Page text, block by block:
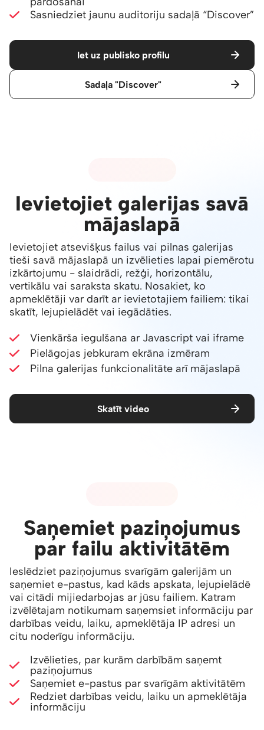
Sasniedziet jaunu auditoriju sadaļā “Discover”
Iet uz publisko profilu
Sadaļa "Discover"
Ievietojiet galerijas savā
mājaslapā
Ievietojiet atsevišķus failus vai pilnas galerijas
tieši savā mājaslapā un izvēlieties lapai piemērotu
izkārtojumu - slaidrādi, režģi, horizontālu,
vertikālu vai saraksta skatu. Nosakiet, ko
apmeklētāji var darīt ar ievietotajiem failiem: tikai
skatīt, lejupielādēt vai iegādāties.
Vienkārša iegulšana ar Javascript vai iframe
Pielāgojas jebkuram ekrāna izmēram
Pilna galerijas funkcionalitāte arī mājaslapā
Skatīt video
Saņemiet paziņojumus
par failu aktivitātēm
Ieslēdziet paziņojumus svarīgām galerijām un
saņemiet e-pastus, kad kāds apskata, lejupielādē
vai citādi mijiedarbojas ar jūsu failiem. Katram
izvēlētajam notikumam saņemsiet informāciju par
darbības veidu, laiku, apmeklētāja IP adresi un
citu noderīgu informāciju.
Izvēlieties, par kurām darbībām saņemt
paziņojumus
Saņemiet e-pastus par svarīgām aktivitātēm
Redziet darbības veidu, laiku un apmeklētāja
informāciju